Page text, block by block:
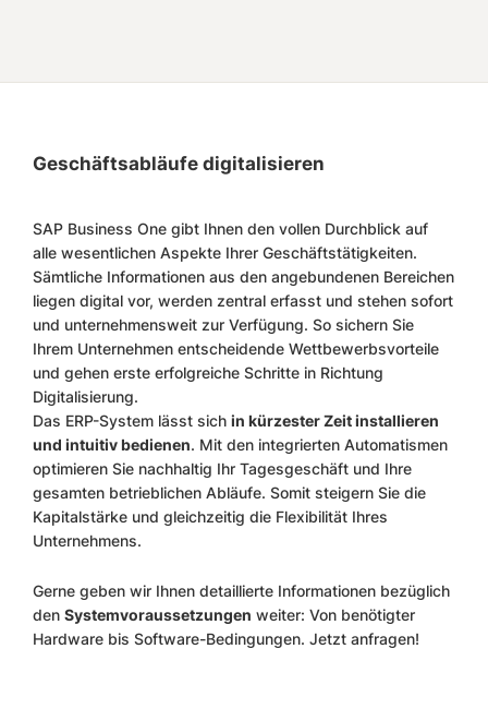
Geschäftsabläufe digitalisieren
SAP Business One gibt Ihnen den vollen Durchblick auf
alle wesentlichen Aspekte Ihrer Geschäftstätigkeiten.
Sämtliche Informationen aus den angebundenen Bereichen
liegen digital vor, werden zentral erfasst und stehen sofort
und unternehmensweit zur Verfügung. So sichern Sie
Ihrem Unternehmen entscheidende Wettbewerbsvorteile
und gehen erste erfolgreiche Schritte in Richtung
Digitalisierung.
Das ERP-System lässt sich in kürzester Zeit installieren
und intuitiv bedienen. Mit den integrierten Automatismen
optimieren Sie nachhaltig Ihr Tagesgeschäft und Ihre
gesamten betrieblichen Abläufe. Somit steigern Sie die
Kapitalstärke und gleichzeitig die Flexibilität Ihres
Unternehmens.
Gerne geben wir Ihnen detaillierte Informationen bezüglich
den Systemvoraussetzungen weiter: Von benötigter
Hardware bis Software-Bedingungen. Jetzt anfragen!